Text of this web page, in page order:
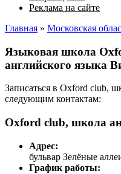
Реклама на сайте
Главная » Московская
Языковая школа
английского языка
Записаться в Oxford club,
следующим контактам:
Oxford club, школа
Адрес:
бульвар Зелёные
График работы: